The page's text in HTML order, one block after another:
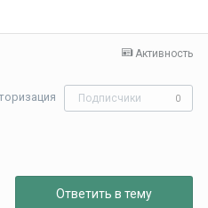
Активность
Подписчики 0
Ответить в тему